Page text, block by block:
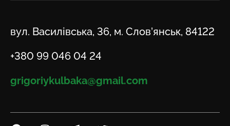
Адреса
вул. Василівська, 36, м. Слов’янськ, 84122
Телефон
+380 99 046 04 24
Email
grigoriykulbaka@gmail.com